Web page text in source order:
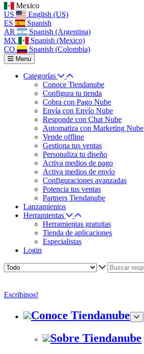
Mexico
US
English (US)
ES
Spanish
AR
Spanish (Argentina)
MX
Spanish (Mexico)
CO
Spanish (Colombia)
Menu
Categorías
Conoce Tiendanube
Configura tu tienda
Cobra con Pago Nube
Envía con Envío Nube
Responde con Chat Nube
Automatiza con Marketing Nube
Vende offline
Gestiona tus ventas
Personaliza tu diseño
Activa medios de pago
Activa medios de envío
Configuraciones avanzadas
Potencia tus ventas
Partners Tiendanube
Lanzamientos
Herramientas
Herramientas gratuitas
Tienda de aplicaciones
Especialistas
Login
Escribinos!
Conoce Tiendanube
Sobre Tiendanube